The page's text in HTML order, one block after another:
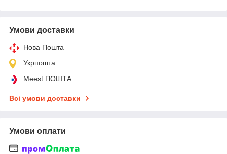
Умови доставки
Нова Пошта
Укрпошта
Meest ПОШТА
Всі умови доставки
Умови оплати